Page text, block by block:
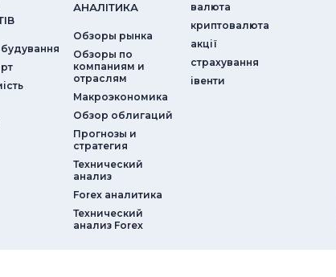
АНАЛIТИКА
Обзоры рынка
Обзоры по
компаниям и
отраслям
Макроэкономика
Обзор облигаций
Прогнозы и
стратегия
Технический
анализ
Forex аналитика
Технический
анализ Forex
валюта
криптовалюта
акції
страхування
iвенти